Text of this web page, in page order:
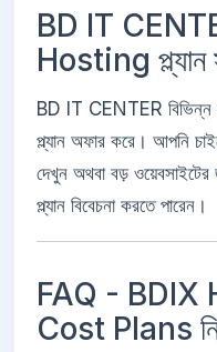
BD IT
Hosting প্ল্যান
BD IT CENTER
প্ল্যান অফার করে। আপনি
দেখুন অথবা বড় ওয়েবসাইটের
প্ল্যান বিবেচনা করতে পারেন।
FAQ -
Cost Plans